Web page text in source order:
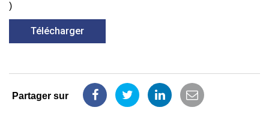
)
Télécharger
Partager sur
PartagerPartagerPartagerPartager